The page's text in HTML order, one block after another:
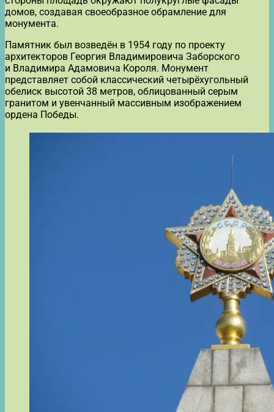
домов, создавая своеобразное обрамление для
монумента.
Памятник был возведён в 1954 году по проекту
архитекторов Георгия Владимировича Заборского
и Владимира Адамовича Короля. Монумент
представляет собой классический четырёхугольный
обелиск высотой 38 метров, облицованный серым
гранитом и увенчанный массивным изображением
ордена Победы.